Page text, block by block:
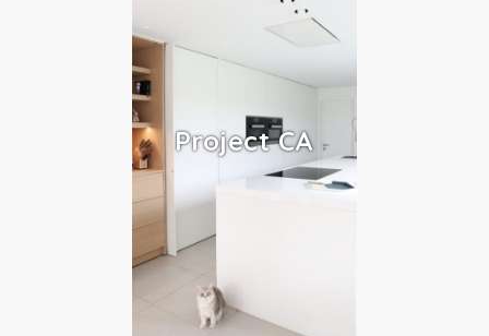
Project CA